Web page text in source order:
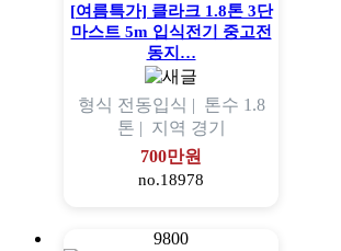
[여름특가] 클라크 1.8톤 3단
마스트 5m 입식전기 중고전
동지…
형식 전동입식 | 톤수 1.8
톤 | 지역 경기
700만원
no.18978
9800